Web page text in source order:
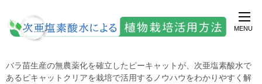
バラ苗生産の無農薬化を確立したピーキャットが、次亜塩素酸水で
あるピキャットクリアを栽培で活用するノウハウをわかりやすく解